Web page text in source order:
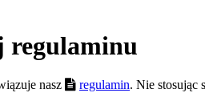
regulaminu
nasz regulamin. Nie stosując